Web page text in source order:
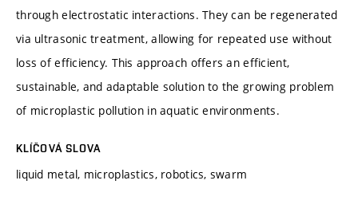
through electrostatic interactions. They can be regenerated
via ultrasonic treatment, allowing for repeated use without
loss of efficiency. This approach offers an efficient,
sustainable, and adaptable solution to the growing problem
of microplastic pollution in aquatic environments.
KLÍČOVÁ SLOVA
liquid metal, microplastics, robotics, swarm